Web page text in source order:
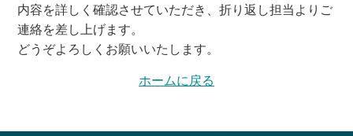
内容を詳しく確認させていただき、折り返し担当よりご
連絡を差し上げます。
どうぞよろしくお願いいたします。
ホームに戻る